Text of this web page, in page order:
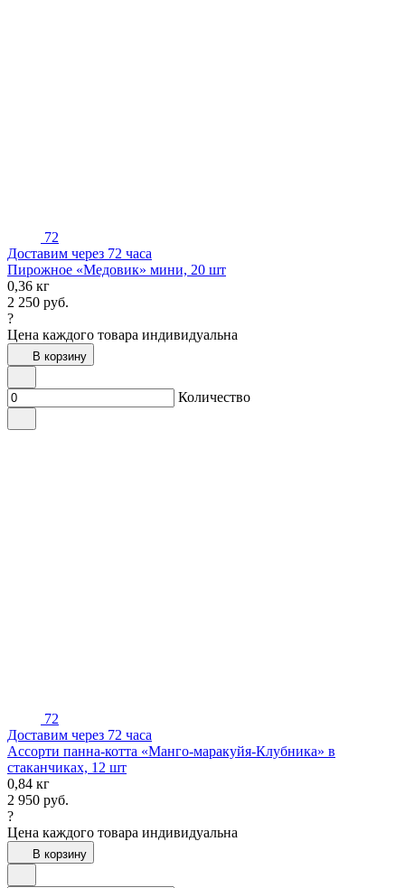
72
Доставим через 72 часа
Пирожное «Медовик» мини, 20 шт
0,36 кг
2 250 руб.
?
Цена каждого товара индивидуальна
В корзину
Количество
72
Доставим через 72 часа
Ассорти панна-котта «Манго-маракуйя-Клубника» в
стаканчиках, 12 шт
0,84 кг
2 950 руб.
?
Цена каждого товара индивидуальна
В корзину